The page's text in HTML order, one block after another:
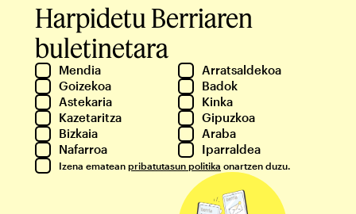
Harpidetu Berriaren
buletinetara
Mendia
Arratsaldekoa
Goizekoa
Badok
Astekaria
Kinka
Kazetaritza
Gipuzkoa
Bizkaia
Araba
Nafarroa
Iparraldea
Izena ematean pribatutasun politika onartzen duzu.